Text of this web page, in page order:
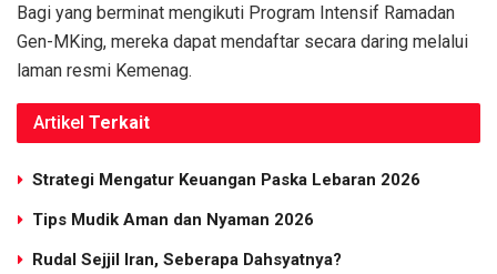
Bagi yang berminat mengikuti Program Intensif Ramadan
Gen-MKing, mereka dapat mendaftar secara daring melalui
laman resmi Kemenag.
Artikel Terkait
Strategi Mengatur Keuangan Paska Lebaran 2026
Tips Mudik Aman dan Nyaman 2026
Rudal Sejjil Iran, Seberapa Dahsyatnya?